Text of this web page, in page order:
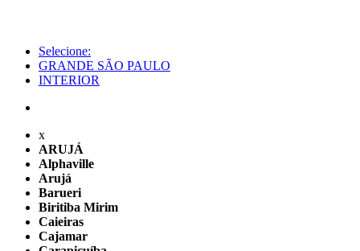
Selecione:
GRANDE SÃO PAULO
INTERIOR
x
ARUJÁ
Alphaville
Arujá
Barueri
Biritiba Mirim
Caieiras
Cajamar